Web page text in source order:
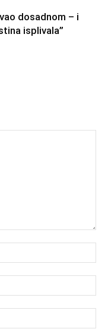
dosadnom – i
isplivala”